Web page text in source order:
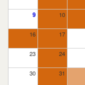
9 10
16 17
23 24
30 31